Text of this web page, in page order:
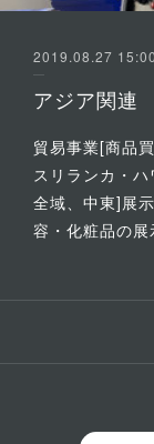
2019.08.27 15:00
アジア関連
貿易事業[商品
スリランカ・
全域、中東]展
容・化粧品の